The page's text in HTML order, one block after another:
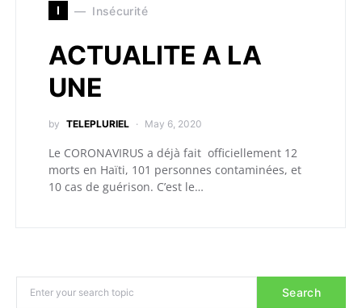
I Insécurité
ACTUALITE A LA
UNE
by TELEPLURIEL May 6, 2020
Le CORONAVIRUS a déjà fait officiellement 12
morts en Haïti, 101 personnes contaminées, et
10 cas de guérison. C’est le…
Search